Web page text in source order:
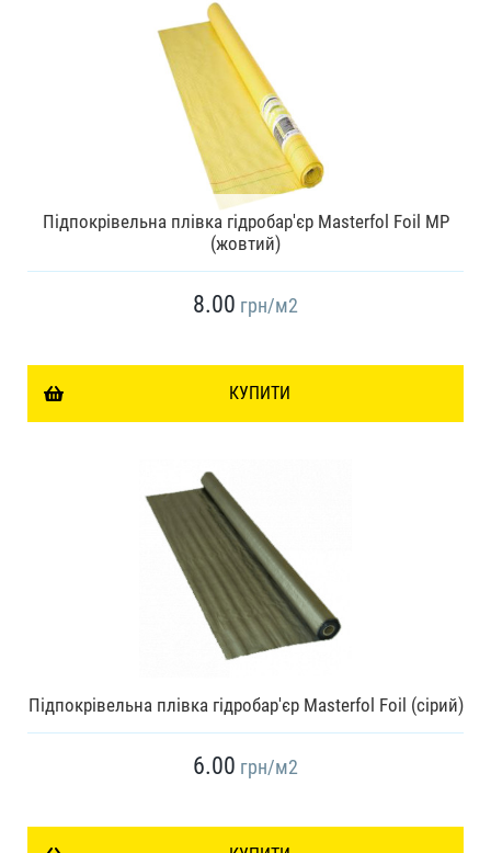
Підпокрівельна плівка гідробар'єр Masterfol Foil MP
(жовтий)
8.00 грн/м2
КУПИТИ
Підпокрівельна плівка гідробар'єр Masterfol Foil (сірий)
6.00 грн/м2